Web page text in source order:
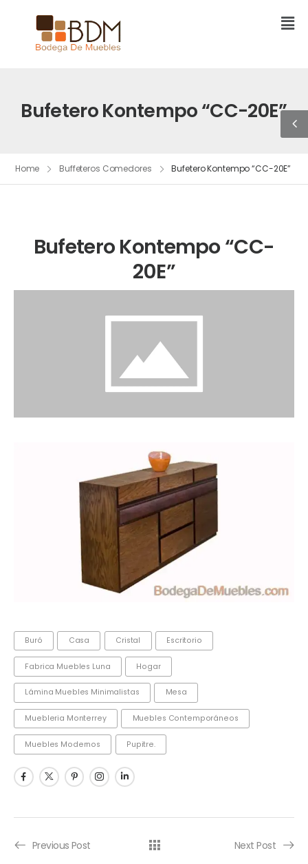
Bufetero Kontempo “CC-20E”
Home Buffeteros Comedores Bufetero Kontempo “CC-20E”
Bufetero Kontempo “CC-
20E”
Buró Casa Cristal Escritorio
Fabrica Muebles Luna Hogar
Lámina Muebles Minimalistas Mesa
Muebleria Monterrey Muebles Contemporáneos
Muebles Modernos Pupitre.
Previous Post Next Post